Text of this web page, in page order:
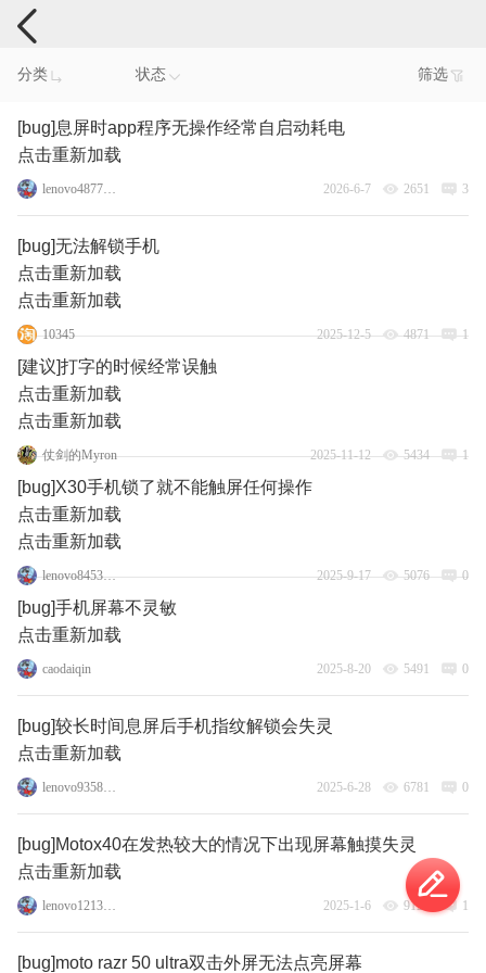
手机反馈
分类 状态 筛选
[bug]息屏时app程序无操作经常自启动耗电
点击重新加载
lenovo48777437 2026-6-7 2651 3
[bug]无法解锁手机
点击重新加载
点击重新加载
10345 2025-12-5 4871 1
[建议]打字的时候经常误触
点击重新加载
点击重新加载
仗剑的Myron 2025-11-12 5434 1
[bug]X30手机锁了就不能触屏任何操作
点击重新加载
点击重新加载
lenovo84539286 2025-9-17 5076 0
[bug]手机屏幕不灵敏
点击重新加载
caodaiqin 2025-8-20 5491 0
[bug]较长时间息屏后手机指纹解锁会失灵
点击重新加载
lenovo93583933 2025-6-28 6781 0
[bug]Motox40在发热较大的情况下出现屏幕触摸失灵
点击重新加载
lenovo121348986 2025-1-6 9127 1
[bug]moto razr 50 ultra双击外屏无法点亮屏幕